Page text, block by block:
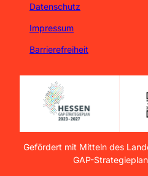
Datenschutz
Impressum
Barrierefreiheit
Gefördert mit Mitteln des
GAP-